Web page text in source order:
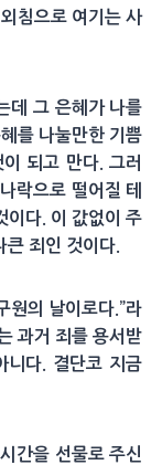
침으로 여기는 사
데 그 은혜가 나를
를 나눌만한 기쁨
되고 만다. 그러
락으로 떨어질 테
이다. 이 값없이 주
죄인 것이다.
원의 날이로다.”라
과거 죄를 용서받
니다. 결단코 지금
간을 선물로 주신